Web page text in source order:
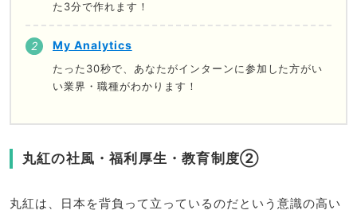
た3分で作れます！
My Analytics
たった30秒で、あなたがインターンに参加した方がい
い業界・職種がわかります！
丸紅の社風・福利厚生・教育制度②
丸紅は、日本を背負って立っているのだという意識の高い